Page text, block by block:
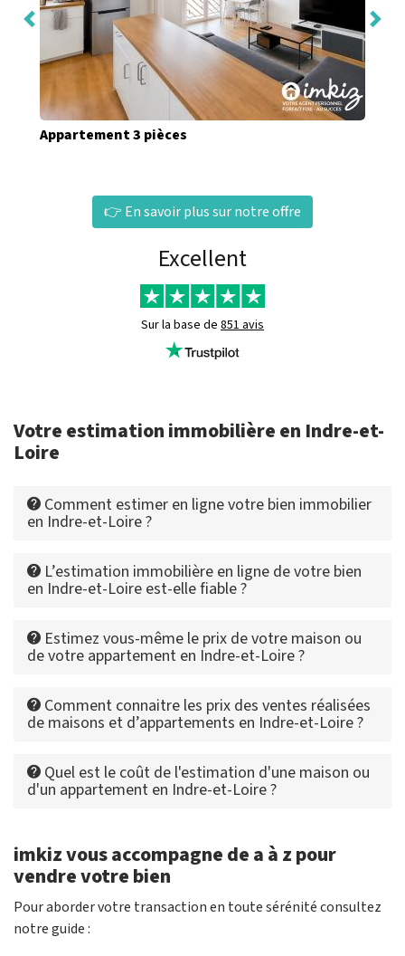
Appartement 3 pièces
👉 En savoir plus sur notre offre
Excellent
Sur la base de 851 avis
Votre estimation immobilière en Indre-et-
Loire
Comment estimer en ligne votre bien immobilier
en Indre-et-Loire ?
L’estimation immobilière en ligne de votre bien
en Indre-et-Loire est-elle fiable ?
Estimez vous-même le prix de votre maison ou
de votre appartement en Indre-et-Loire ?
Comment connaitre les prix des ventes réalisées
de maisons et d’appartements en Indre-et-Loire ?
Quel est le coût de l'estimation d'une maison ou
d'un appartement en Indre-et-Loire ?
imkiz vous accompagne de a à z pour
vendre votre bien
Pour aborder votre transaction en toute sérénité consultez
notre guide :